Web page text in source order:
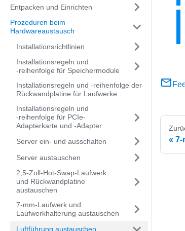
Entpacken und Einrichten
Prozeduren beim
Hardwareaustausch
Installationsrichtlinien
Installationsregeln und
‑reihenfolge für Speichermodule
Installationsregeln und ‑reihenfolge der
Rückwandplatine für Laufwerke
Installationsregeln und
‑reihenfolge für PCIe-
Adapterkarte und ‑Adapter
Server ein‑ und ausschalten
Server austauschen
2,5‑Zoll-Hot-Swap-Laufwerk
und Rückwandplatine
austauschen
7‑mm-Laufwerk und
Laufwerkhalterung austauschen
Luftführung austauschen